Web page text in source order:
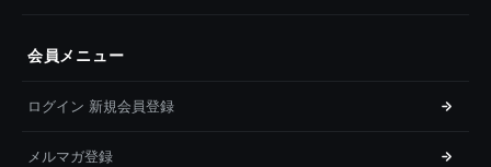
会員メニュー
ログイン 新規会員登録
メルマガ登録